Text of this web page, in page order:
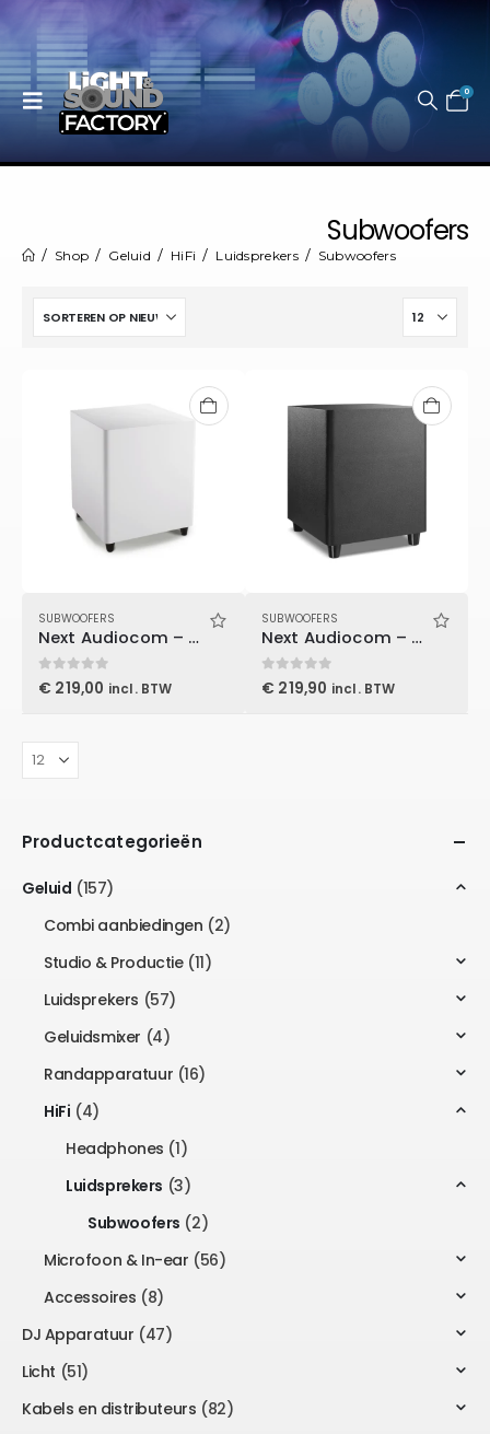
0
Subwoofers
Shop Geluid HiFi Luidsprekers Subwoofers
SUBWOOFERS
Next Audiocom – S10 (white)
0out of 5
€ 219,00 incl. BTW
SUBWOOFERS
Next Audiocom – S10 (black)
0out of 5
€ 219,90 incl. BTW
Productcategorieën
Geluid (157)
Combi aanbiedingen (2)
Studio & Productie (11)
Luidsprekers (57)
Geluidsmixer (4)
Randapparatuur (16)
HiFi (4)
Headphones (1)
Luidsprekers (3)
Subwoofers (2)
Microfoon & In-ear (56)
Accessoires (8)
DJ Apparatuur (47)
Licht (51)
Kabels en distributeurs (82)